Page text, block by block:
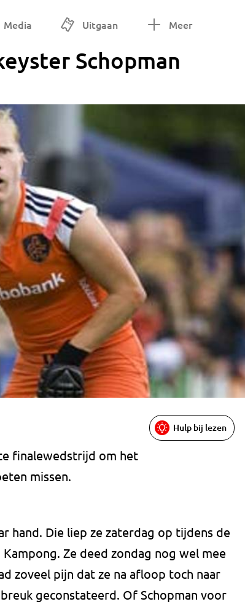
Media Uitgaan Meer
Schopman
Hulp bij lezen
finalewedstrijd om het
missen.
hand. Die liep ze zaterdag op tijdens de
Ze deed zondag nog wel mee
zoveel pijn dat ze na afloop toch naar
geconstateerd. Of Schopman voor